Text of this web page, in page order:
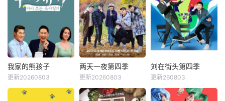
nbsp;&nbsp;&nbs
Faker、东方神起
的最强昌珉、TXT
的杋圭等神级阵容
破天荒集结，同场
大玩推理游戏！面
对真真假假的线索
博弈，究竟谁能揭
nbsp;&nbsp;&nbs
p;&nbsp;本季将舞
台搬到了阳光明媚
的冲绳，来自日本
各地的暴走族与不
校。他们将带着各
自复杂的过去在海
不仅直面碰撞的火
我家的熊孩子
韩惠轸
我家的熊孩子
更新20260803
两天一夜第四季
Se-yoon
两天一夜第四季
更新20260803
刘在街头第四季
刘在街头第四季
更新260803